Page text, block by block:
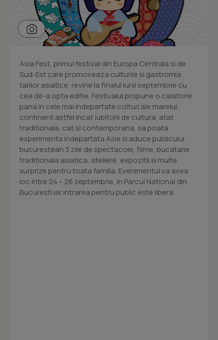
Asia Fest, primul festival din Europa Centrala si de
Sud-Est care promoveaza culturile si gastromia
tarilor asiatice, revine la finalul lunii septembrie cu
cea de-a opta editie. Festivalul propune o calatorie
pana in cele mai indepartate colturi ale marelui
continent astfel incat iubitorii de cultura, atat
traditionala, cat si contemporana, sa poata
experimenta indepartata Asie si aduce publicului
bucurestean 3 zile de spectacole, filme, bucatarie
traditionala asiatica, ateliere, expozitii si multe
surprize pentru toata familia. Evenimentul va avea
loc intre 24 – 26 septembrie, in Parcul National din
Bucuresti iar intrarea pentru public este libera.